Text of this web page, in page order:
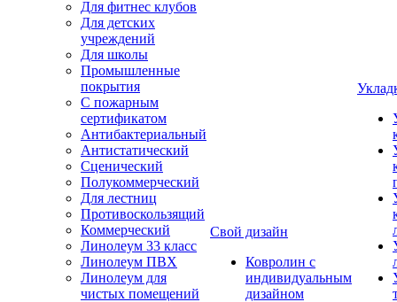
Для фитнес клубов
Для детских
учреждений
Для школы
Промышленные
покрытия
С пожарным
сертификатом
Антибактериальный
Антистатический
Сценический
Полукоммерческий
Для лестниц
Противоскользящий
Коммерческий
Линолеум 33 класс
Линолеум ПВХ
Линолеум для
чистых помещений
Свой дизайн
Ковролин с
индивидуальным
дизайном